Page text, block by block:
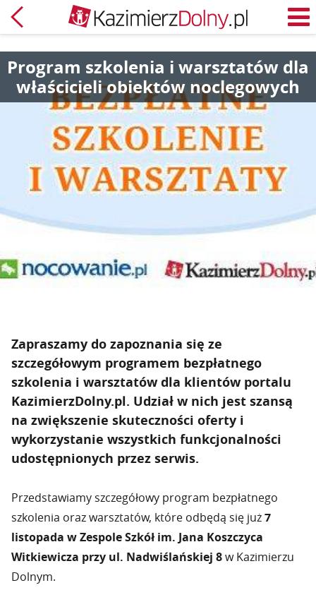
Powrót
Program szkolenia i warsztatów dla
właścicieli obiektów noclegowych
Zapraszamy do zapoznania się ze
szczegółowym programem bezpłatnego
szkolenia i warsztatów dla klientów portalu
KazimierzDolny.pl. Udział w nich jest szansą
na zwiększenie skuteczności oferty i
wykorzystanie wszystkich funkcjonalności
udostępnionych przez serwis.
Przedstawiamy szczegółowy program bezpłatnego
szkolenia oraz warsztatów, które odbędą się już7
listopada w Zespole Szkół im. Jana Koszczyca
Witkiewicza przy ul. Nadwiślańskiej 8w Kazimierzu
Dolnym.